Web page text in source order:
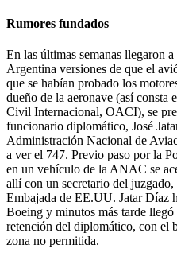
Rumores fundados
En las últimas semanas llegaron
Argentina versiones de que el
que se habían probado los
dueño de la aeronave (así consta
Civil Internacional, OACI), se
funcionario diplomático, José
Administración Nacional de
a ver el 747. Previo paso por la
en un vehículo de la ANAC se
allí con un secretario del
Embajada de EE.UU. Jatar Díaz
Boeing y minutos más tarde
retención del diplomático, con el
zona no permitida.